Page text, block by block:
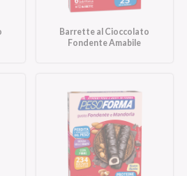
Barrette al Cioccolato
Fondente Amabile